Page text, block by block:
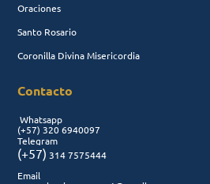
Oraciones
Santo Rosario
Coronilla Divina Misericordia
Contacto
Whatsapp
(+57) 320 6940097
Telegram
(+57) 314 7575444
Email